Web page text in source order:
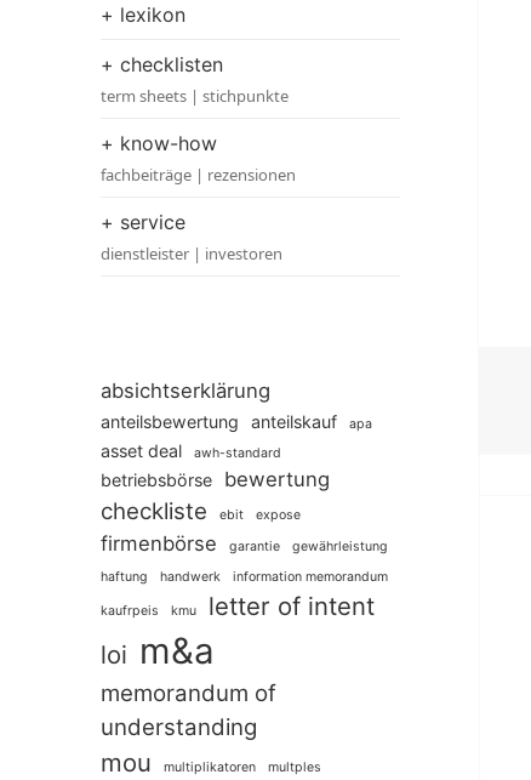
+ lexikon
+ checklisten
term sheets | stichpunkte
+ know-how
fachbeiträge | rezensionen
+ service
dienstleister | investoren
absichtserklärung
anteilsbewertung anteilskauf apa
asset deal awh-standard
betriebsbörse bewertung
checkliste ebit expose
firmenbörse garantie
gewährleistung
haftung
handwerk information memorandum
kaufrpeis kmu
letter of intent
loi m&a
memorandum of
understanding
mou multiplikatoren multples